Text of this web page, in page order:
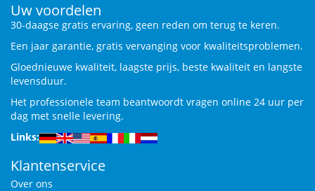
Uw voordelen
30-daagse gratis ervaring, geen reden om terug te keren.
Een jaar garantie, gratis vervanging voor kwaliteitsproblemen.
Gloednieuwe kwaliteit, laagste prijs, beste kwaliteit en langste
levensduur.
Het professionele team beantwoordt vragen online 24 uur per
dag met snelle levering.
Links:
Klantenservice
Over ons